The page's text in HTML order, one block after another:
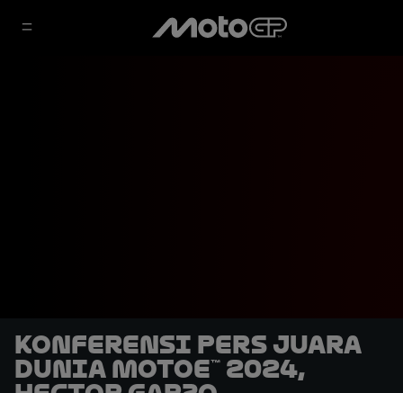
Konferensi Pers Juara
Dunia MotoE™ 2024,